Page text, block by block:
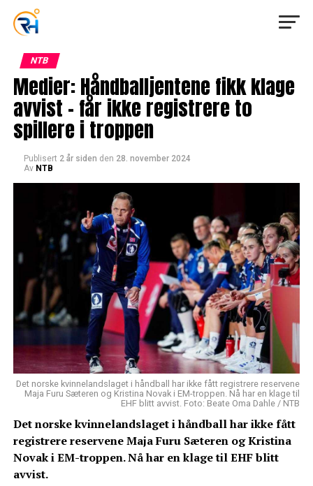
NTB
Medier: Håndballjentene fikk klage
avvist – får ikke registrere to
spillere i troppen
Publisert 2 år siden den 28. november 2024
Av NTB
Det norske kvinnelandslaget i håndball har ikke fått registrere reservene
Maja Furu Sæteren og Kristina Novak i EM-troppen. Nå har en klage til
EHF blitt avvist. Foto: Beate Oma Dahle / NTB
Det norske kvinnelandslaget i håndball har ikke fått
registrere reservene Maja Furu Sæteren og Kristina
Novak i EM-troppen. Nå har en klage til EHF blitt
avvist.